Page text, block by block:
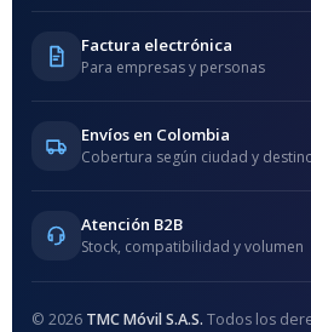
Factura electrónica
Para empresas y personas
Envíos en Colombia
Cobertura según ciudad y
Atención B2B
Stock, compatibilidad y volumen
© 2026 TMC Móvil S.A.S. Todos los